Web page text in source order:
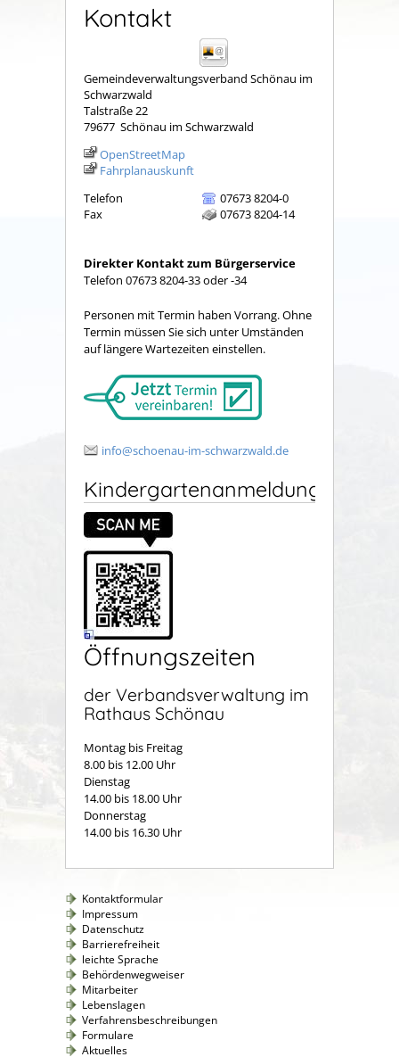
Kontakt
Gemeindeverwaltungsverband Schönau im
Schwarzwald
Talstraße 22
79677 Schönau im Schwarzwald
OpenStreetMap
Fahrplanauskunft
Telefon
07673 8204-0
Fax
07673 8204-14
Direkter Kontakt zum Bürgerservice
Telefon 07673 8204-33 oder -34
Personen mit Termin haben Vorrang. Ohne
Termin müssen Sie sich unter Umständen
auf längere Wartezeiten einstellen.
info@schoenau-im-schwarzwald.de
Kindergartenanmeldung
Öffnungszeiten
der Verbandsverwaltung im
Rathaus Schönau
Montag bis Freitag
8.00 bis 12.00 Uhr
Dienstag
14.00 bis 18.00 Uhr
Donnerstag
14.00 bis 16.30 Uhr
Kontaktformular
Impressum
Datenschutz
Barrierefreiheit
leichte Sprache
Behördenwegweiser
Mitarbeiter
Lebenslagen
Verfahrensbeschreibungen
Formulare
Aktuelles